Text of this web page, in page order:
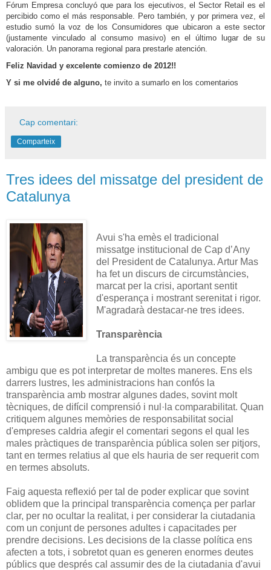
Fórum Empresa concluyó que para los ejecutivos, el Sector Retail es el
percibido como el más responsable. Pero también, y por primera vez, el
estudio sumó la voz de los Consumidores que ubicaron a este sector
(justamente vinculado al consumo masivo) en el último lugar de su
valoración. Un panorama regional para prestarle atención.
Feliz Navidad y excelente comienzo de 2012!!
Y si me olvidé de alguno, te invito a sumarlo en los comentarios
Cap comentari:
Comparteix
Tres idees del missatge del president de
Catalunya
Avui s'ha emès el tradicional
missatge institucional de Cap d’Any
del President de Catalunya. Artur Mas
ha fet un discurs de circumstàncies,
marcat per la crisi, aportant sentit
d'esperança i mostrant serenitat i rigor.
M'agradarà destacar-ne tres idees.
Transparència
La transparència és un concepte
ambigu que es pot interpretar de moltes maneres. Ens els
darrers lustres, les administracions han confós la
transparència amb mostrar algunes dades, sovint molt
tècniques, de difícil comprensió i nul·la comparabilitat. Quan
critiquem algunes memòries de responsabilitat social
d'empreses caldria afegir el comentari segons el qual les
males pràctiques de transparència pública solen ser pitjors,
tant en termes relatius al que els hauria de ser requerit com
en termes absoluts.
Faig aquesta reflexió per tal de poder explicar que sovint
oblidem que la principal transparència comença per parlar
clar, per no ocultar la realitat, i per considerar la ciutadania
com un conjunt de persones adultes i capacitades per
prendre decisions. Les decisions de la classe política ens
afecten a tots, i sobretot quan es generen enormes deutes
públics que després cal assumir des de la ciutadania d'avui